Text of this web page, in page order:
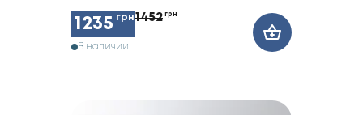
1235 грн1452 грн
В наличии